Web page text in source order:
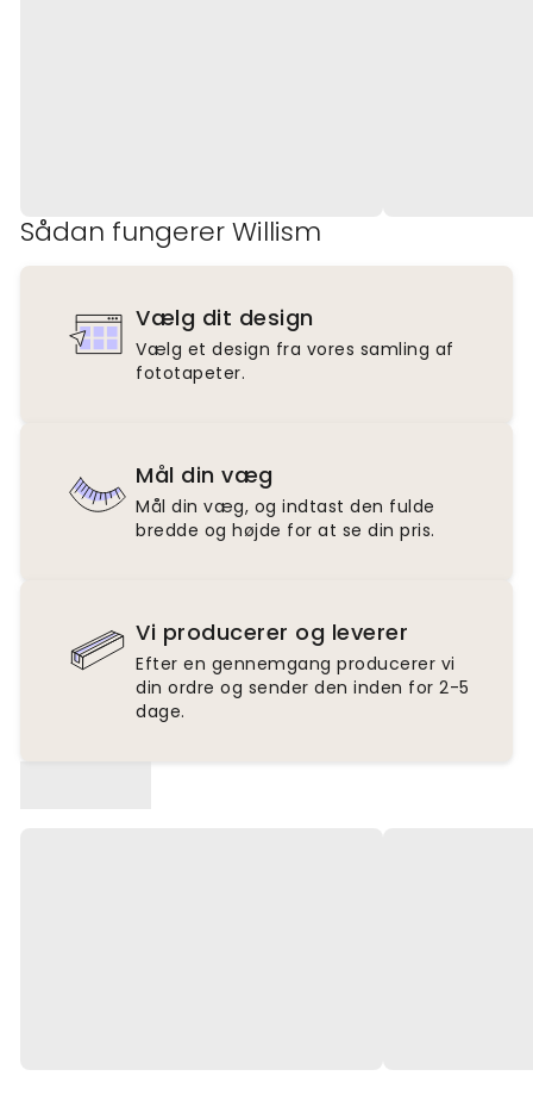
Sådan fungerer Willism
Vælg dit design
Vælg et design fra vores samling af
fototapeter.
Mål din væg
Mål din væg, og indtast den fulde
bredde og højde for at se din pris.
Vi producerer og leverer
Efter en gennemgang producerer vi
din ordre og sender den inden for 2-5
dage.